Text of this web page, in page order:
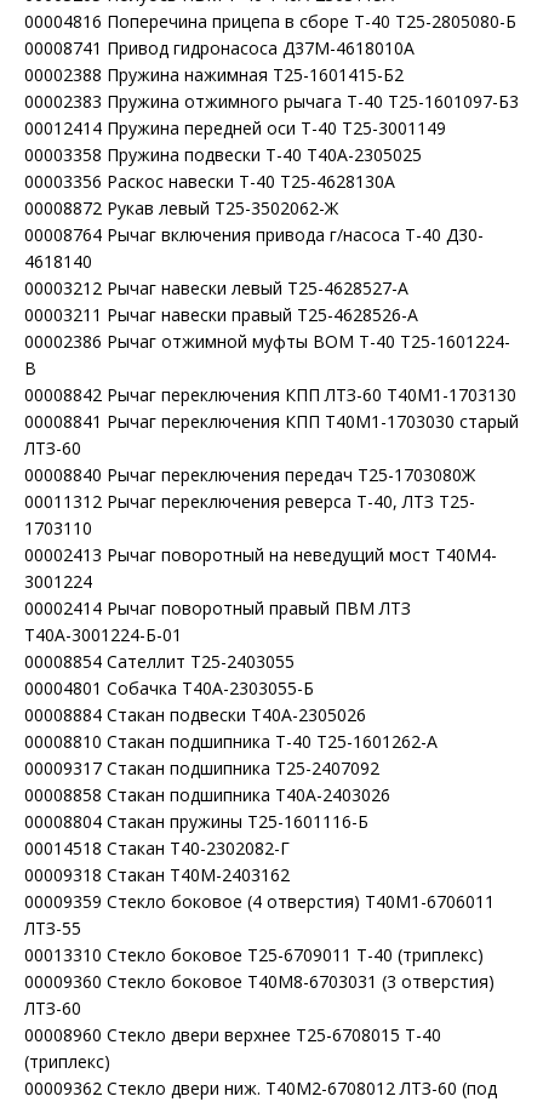
00004816 Поперечина прицепа в сборе Т-40 Т25-2805080-Б
00008741 Привод гидронасоса Д37М-4618010А
00002388 Пружина нажимная Т25-1601415-Б2
00002383 Пружина отжимного рычага Т-40 Т25-1601097-Б3
00012414 Пружина передней оси Т-40 Т25-3001149
00003358 Пружина подвески Т-40 Т40А-2305025
00003356 Раскос навески Т-40 Т25-4628130А
00008872 Рукав левый Т25-3502062-Ж
00008764 Рычаг включения привода г/насоса Т-40 Д30-
4618140
00003212 Рычаг навески левый Т25-4628527-А
00003211 Рычаг навески правый Т25-4628526-А
00002386 Рычаг отжимной муфты ВОМ Т-40 Т25-1601224-
В
00008842 Рычаг переключения КПП ЛТЗ-60 Т40М1-1703130
00008841 Рычаг переключения КПП Т40М1-1703030 старый
ЛТЗ-60
00008840 Рычаг переключения передач Т25-1703080Ж
00011312 Рычаг переключения реверса Т-40, ЛТЗ Т25-
1703110
00002413 Рычаг поворотный на неведущий мост Т40М4-
3001224
00002414 Рычаг поворотный правый ПВМ ЛТЗ
Т40А-3001224-Б-01
00008854 Сателлит Т25-2403055
00004801 Собачка Т40А-2303055-Б
00008884 Стакан подвески Т40А-2305026
00008810 Стакан подшипника Т-40 Т25-1601262-А
00009317 Стакан подшипника Т25-2407092
00008858 Стакан подшипника Т40А-2403026
00008804 Стакан пружины Т25-1601116-Б
00014518 Стакан Т40-2302082-Г
00009318 Стакан Т40М-2403162
00009359 Стекло боковое (4 отверстия) Т40М1-6706011
ЛТЗ-55
00013310 Стекло боковое Т25-6709011 Т-40 (триплекс)
00009360 Стекло боковое Т40М8-6703031 (3 отверстия)
ЛТЗ-60
00008960 Стекло двери верхнее Т25-6708015 Т-40
(триплекс)
00009362 Стекло двери ниж. Т40М2-6708012 ЛТЗ-60 (под